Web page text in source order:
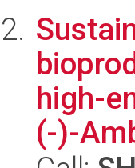
high-
(-)-